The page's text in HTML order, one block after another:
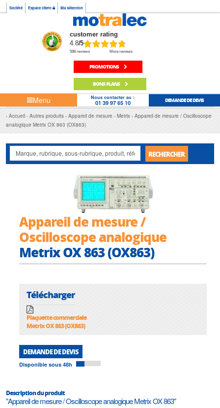
Société Espace client Ma sélection
customer rating
4.8/5
598 reviews More reviews
PROMOTIONS
BONS PLANS
Menu Nous contacter au :
01 39 97 65 10 DEMANDE DE DEVIS
Accueil Autres produits Appareil de mesure Metrix
Appareil de mesure / Oscilloscope
analogique Metrix OX 863 (OX863)
RECHERCHER
Appareil de mesure /
Oscilloscope analogique
Metrix OX 863 (OX863)
Télécharger
Plaquette commerciale
Metrix OX 863 (OX863)
DEMANDE DE DEVIS
Disponible sous 48h
Description du produit
"Appareil de mesure / Oscilloscope analogique Metrix OX 863"